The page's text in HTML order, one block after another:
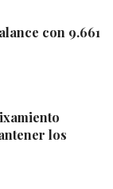
con 9.661
los